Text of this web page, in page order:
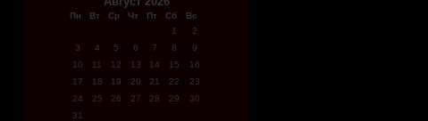
Пн Вт Ср Чт Пт Сб Вс
1
2
3
4 5 6 7 8
9
10
11 12 13 14 15
16
17
18 19 20 21 22
23
24
25 26 27 28 29
30
31